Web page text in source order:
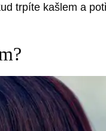
trpíte kašlem a